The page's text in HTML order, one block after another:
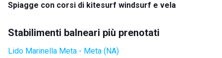
Spiagge con corsi di kitesurf windsurf e vela
Stabilimenti balneari più prenotati
Lido Marinella Meta - Meta (NA)